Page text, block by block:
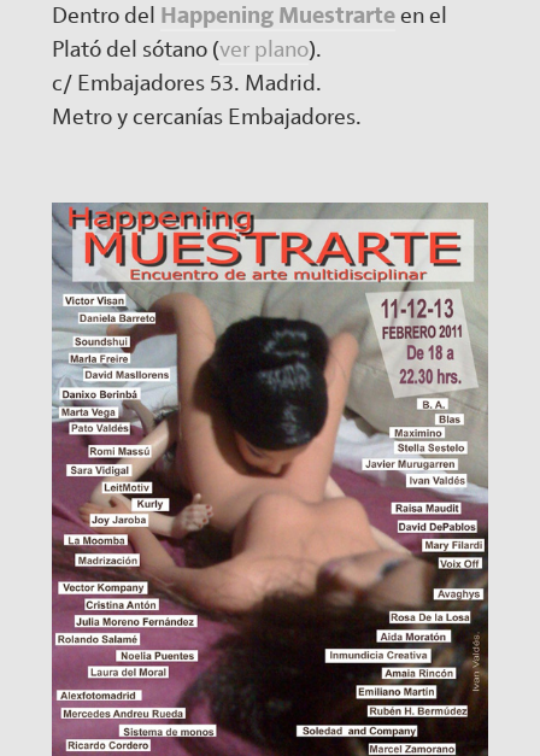
Dentro del
Happening Muestrarteen el
Plató del sótano (ver plano).
c/ Embajadores 53. Madrid.
Metro y cercanías Embajadores.